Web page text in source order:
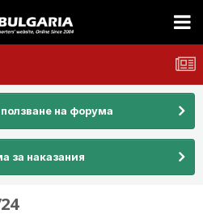
на форума
за наказания